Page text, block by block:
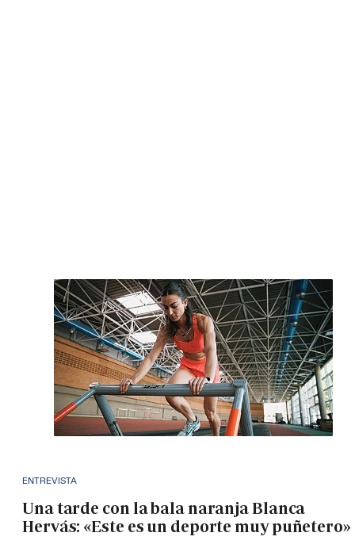
ENTREVISTA
Una tarde con la bala naranja Blanca
Hervás: «Este es un deporte muy puñetero»